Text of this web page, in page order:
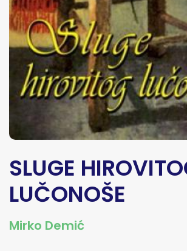
SLUGE
LUČONOŠE
Mirko Demić